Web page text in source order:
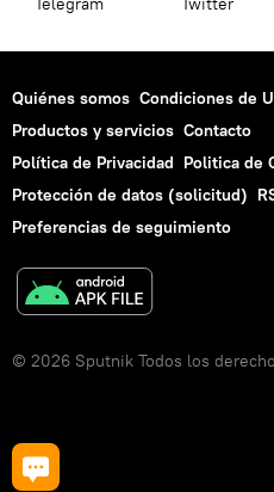
Quiénes somos Condiciones de
Productos y servicios Contacto
Política de Privacidad Politica de
Protección de datos (solicitud)
Preferencias de seguimiento
© 2026 Sputnik Todos los